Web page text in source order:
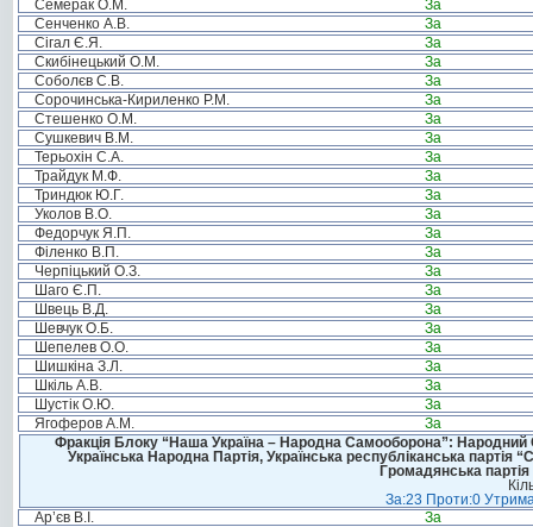
Семерак О.М.
За
Сенченко А.В.
За
Сігал Є.Я.
За
Скибінецький О.М.
За
Соболєв С.В.
За
Сорочинська-Кириленко Р.М.
За
Стешенко О.М.
За
Сушкевич В.М.
За
Терьохін С.А.
За
Трайдук М.Ф.
За
Триндюк Ю.Г.
За
Уколов В.О.
За
Федорчук Я.П.
За
Філенко В.П.
За
Черпіцький О.З.
За
Шаго Є.П.
За
Швець В.Д.
За
Шевчук О.Б.
За
Шепелев О.О.
За
Шишкіна З.Л.
За
Шкіль А.В.
За
Шустік О.Ю.
За
Ягоферов А.М.
За
Фракція Блоку “Наша Україна – Народна Самооборона”: Народний
Українська Народна Партія, Українська республіканська
Громадянська
За:23 Проти:0
Ар’єв В.І.
За